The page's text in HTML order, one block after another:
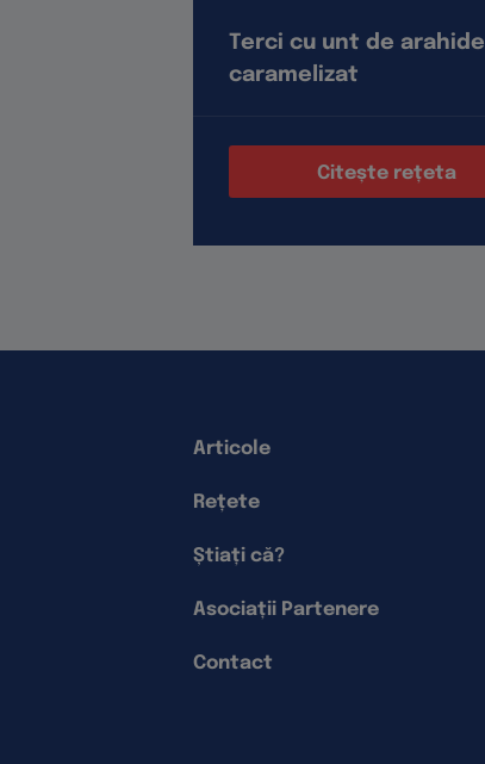
Terci cu unt de arahide
caramelizat
Citește rețeta
Articole
Rețete
Știați că?
Asociații Partenere
Contact